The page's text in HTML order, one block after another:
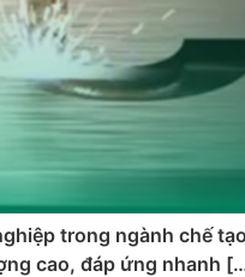
trong ngành chế
cao, đáp ứng nhanh